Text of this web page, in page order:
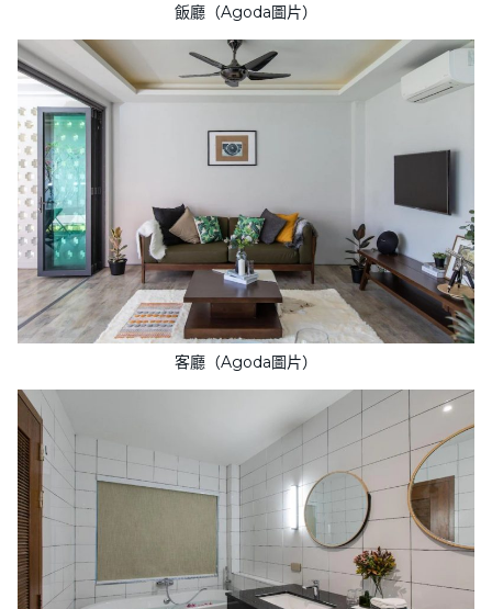
飯廳（Agoda圖片）
客廳（Agoda圖片）